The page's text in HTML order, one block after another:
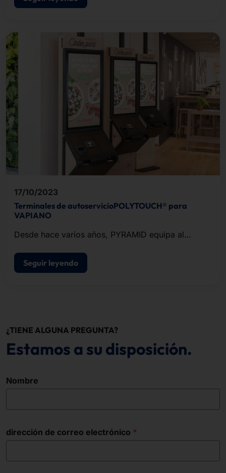
17/10/2023
Terminales de autoservicioPOLYTOUCH® para
VAPIANO
Desde hace varios años, PYRAMID equipa al
POLYTOUCH® PASSPORT 32 .
Seguir leyendo
¿TIENE ALGUNA PREGUNTA?
Estamos a su disposición.
Nombre
dirección de correo electrónico